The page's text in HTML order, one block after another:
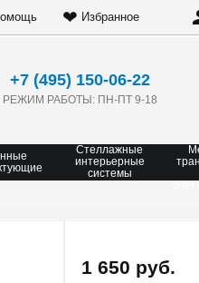
❤ Избранное
+7 (495) 150-06-22
РЕЖИМ РАБОТЫ: ПН-ПТ 9-18
Стеллажные
интерьерные
системы
1 650 руб.